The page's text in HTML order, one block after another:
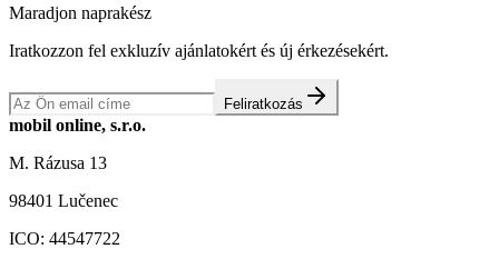
Maradjon naprakész
Iratkozzon fel exkluzív ajánlatokért és új érkezésekért.
Feliratkozás
mobil online, s.r.o.
M. Rázusa 13
98401 Lučenec
ICO: 44547722